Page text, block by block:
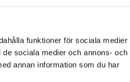
funktioner för sociala medier
sociala medier och annons- och
annan information som du har
Debatt
9 juli 2026
Slutreplik:
om
inte om